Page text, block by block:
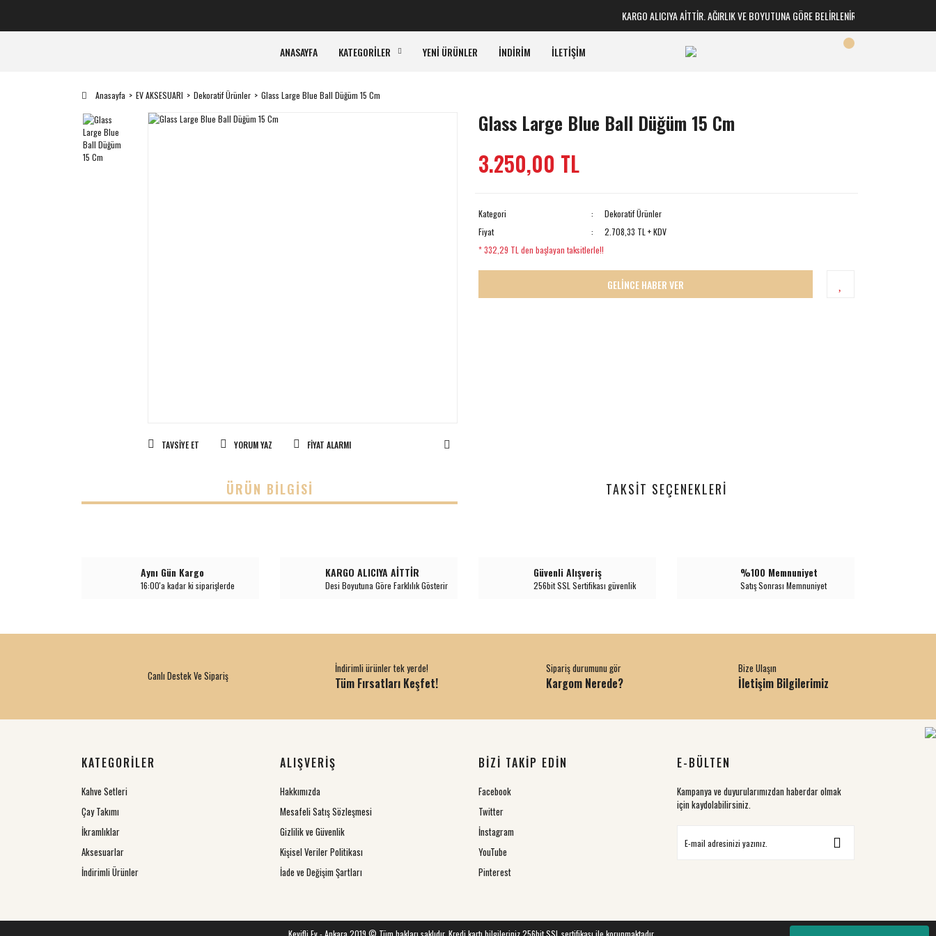
KARGO ALICIYA AİTTİR. AĞIRLIK VE BOYUTUNA GÖRE BELİRLENİR
ANASAYFA KATEGORİLER YENİ ÜRÜNLER İNDİRİM İLETİŞİM
Anasayfa EV AKSESUARI Dekoratif Ürünler Glass Large Blue Ball Düğüm 15 Cm
TAVSIYE ET YORUM YAZ FIYAT ALARMI
Glass Large Blue Ball Düğüm 15 Cm
3.250,00 TL
Kategori
Dekoratif Ürünler
Fiyat
2.708,33 TL + KDV
* 332,29 TL den başlayan taksitlerle!!
GELİNCE HABER VER
ÜRÜN BILGISI TAKSIT SEÇENEKLERI
Aynı Gün Kargo
16:00'a kadar ki siparişlerde
KARGO ALICIYA AİTTİR
Desi Boyutuna Göre Farklılık Gösterir
Güvenli Alışveriş
256bit SSL Sertifikası güvenlik
%100 Memnuniyet
Satış Sonrası Memnuniyet
Canlı Destek Ve Sipariş
İndirimli ürünler tek yerde!
Tüm Fırsatları Keşfet!
Sipariş durumunu gör
Kargom Nerede?
Bize Ulaşın
İletişim Bilgilerimiz
KATEGORİLER
Kahve Setleri
Çay Takımı
İkramlıklar
Aksesuarlar
İndirimli Ürünler
ALIŞVERİŞ
Hakkımızda
Mesafeli Satış Sözleşmesi
Gizlilik ve Güvenlik
Kişisel Veriler Politikası
İade ve Değişim Şartları
BİZİ TAKİP EDİN
Facebook
Twitter
İnstagram
YouTube
Pinterest
E-BÜLTEN
Kampanya ve duyurularımızdan haberdar olmak
için kaydolabilirsiniz.
Keyifli Ev - Ankara 2019 © Tüm hakları saklıdır. Kredi kartı bilgileriniz 256bit SSL sertifikası ile korunmaktadır.